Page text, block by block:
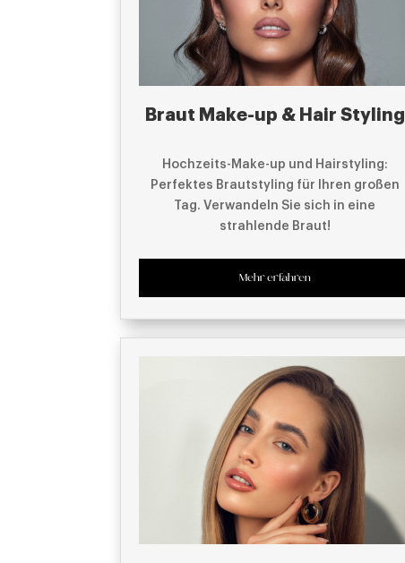
Braut Make-up & Hair Styling
Hochzeits-Make-up und Hairstyling:
Perfektes Brautstyling für Ihren großen
Tag. Verwandeln Sie sich in eine
strahlende Braut!
Mehr erfahren